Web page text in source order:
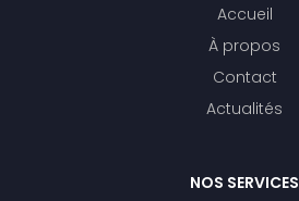
Accueil
À propos
Contact
Actualités
NOS SERVICES